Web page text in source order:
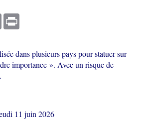
Email
dans plusieurs pays pour statuer sur
importance ». Avec un risque de
11 juin 2026